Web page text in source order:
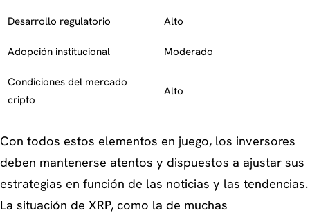
Desarrollo regulatorio Alto
Adopción institucional Moderado
Condiciones del mercado
cripto
Alto
Con todos estos elementos en juego, los inversores
deben mantenerse atentos y dispuestos a ajustar sus
estrategias en función de las noticias y las tendencias.
La situación de XRP, como la de muchas